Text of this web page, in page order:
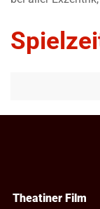
Theatiner Film